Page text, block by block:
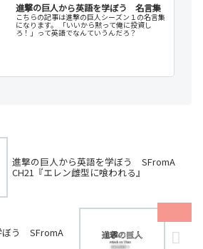
進撃の巨人から英語を学ぼう 名言集
こちらの記事は進撃の巨人シーズン１の名言集
になります。 「いいから黙って俺に投資し
ろ！」って英語でなんていうんだろ？
進撃の巨人から英語を学ぼう SFromA
CH21『エレン雌型に喰われる』
ぼう SFromA